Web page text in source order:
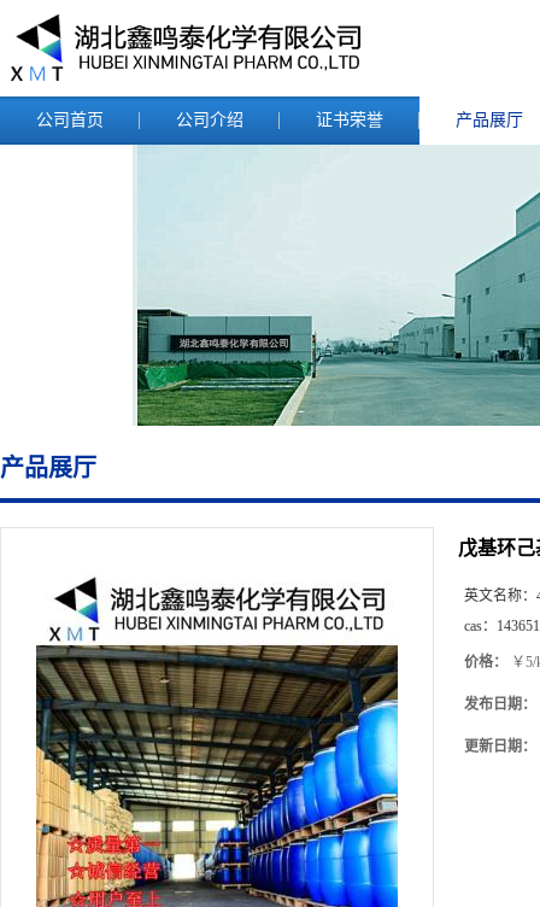
公司首页 公司介绍 证书荣誉 产品展厅
产品展厅
戊基环
英文名称：
cas：
价格： ￥5/
发布日期：
更新日期：